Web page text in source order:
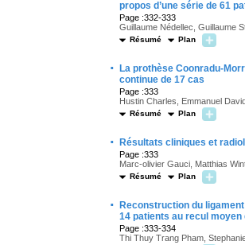
propos d’une série de 61
Page :332-333
Guillaume Nédellec, Guillaume
Résumé Plan
·
La prothèse Coonradu-
continue de 17 cas
Page :333
Hustin Charles, Emmanuel
Résumé Plan
· Résultats cliniques et
Page :333
Marc-olivier Gauci, Matthias
Résumé Plan
·
Reconstruction du
14 patients au recul moyen
Page :333-334
Thi Thuy Trang Pham,